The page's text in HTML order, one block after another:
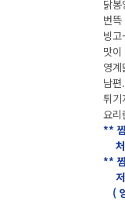
닭
번
빙
맛
영
남
튀기
요리
**
처
**
저
(